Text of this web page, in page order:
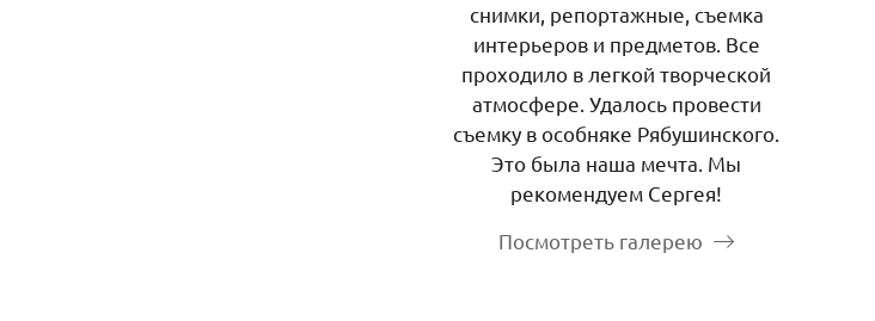
снимки, репортажные, съемка
интерьеров и предметов. Все
проходило в легкой творческой
атмосфере. Удалось провести
съемку в особняке Рябушинского.
Это была наша мечта. Мы
рекомендуем Сергея!
Посмотреть галерею